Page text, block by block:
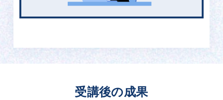
受講後の成果